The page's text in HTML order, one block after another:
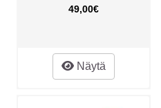
49,00€
Näytä